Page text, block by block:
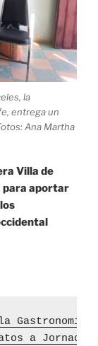
la
entrega un
Ana Martha
Villa de
para aportar
a